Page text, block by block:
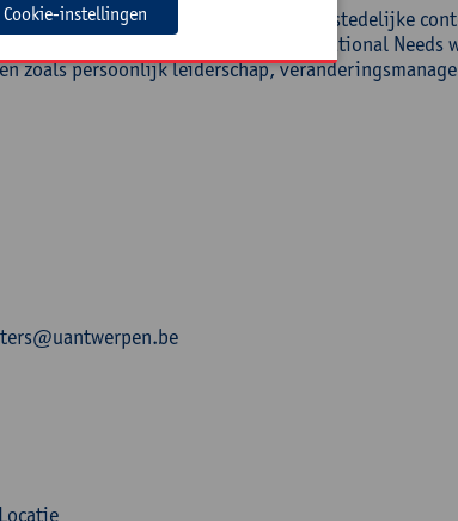
school, gelegen in een grootstedelijke
in de masteropleiding Educational Needs
zoals persoonlijk leiderschap,
Locatie
Cookie-instellingen